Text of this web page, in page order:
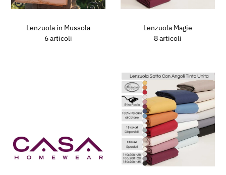
Lenzuola in Mussola
6 articoli
Lenzuola Magie
8 articoli